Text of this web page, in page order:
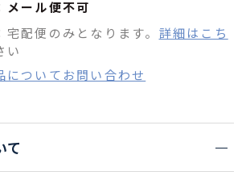
メール便不可
配便のみとなります。 詳細はこち
い
についてお問い合わせ
て